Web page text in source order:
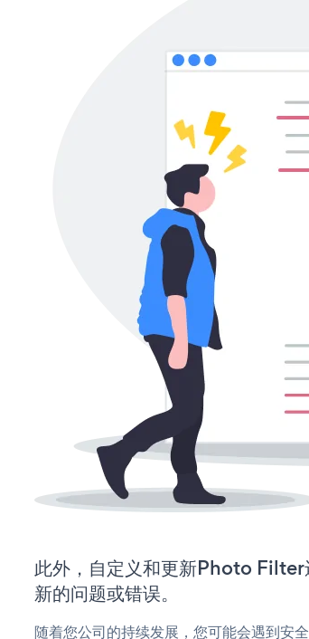
此外，自定义和更新Photo Filter
新的问题或错误。
随着您公司的持续发展，您可能会遇到安